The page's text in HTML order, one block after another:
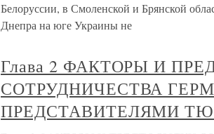
Белоруссии, в Смоленской и Брянской
Днепра на юге Украины не
Глава 2 ФАКТОРЫ И
СОТРУДНИЧЕСТВА
ПРЕДСТАВИТЕЛЯМИ